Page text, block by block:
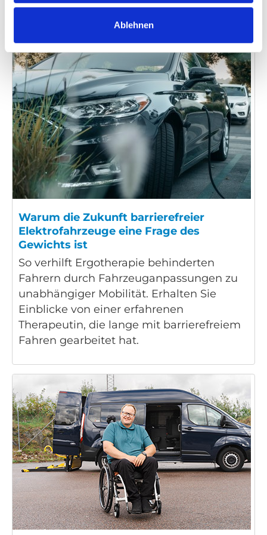
Ablehnen
Warum die Zukunft barrierefreier
Elektrofahrzeuge eine Frage des
Gewichts ist
So verhilft Ergotherapie behinderten
Fahrern durch Fahrzeuganpassungen zu
unabhängiger Mobilität. Erhalten Sie
Einblicke von einer erfahrenen
Therapeutin, die lange mit barrierefreiem
Fahren gearbeitet hat.